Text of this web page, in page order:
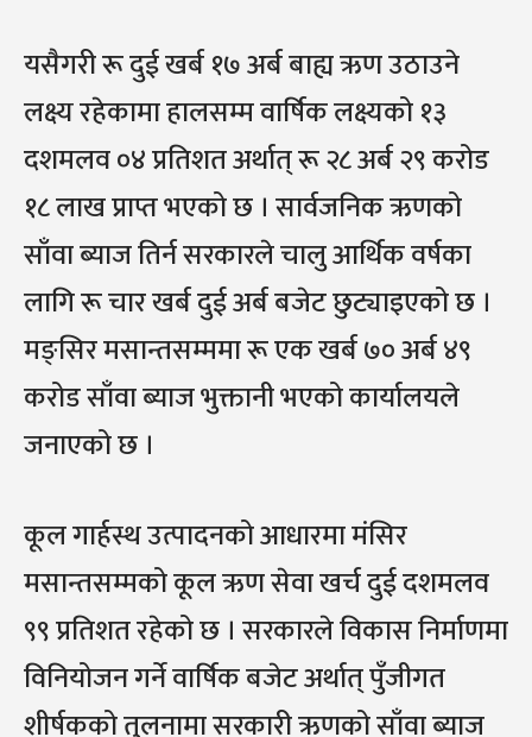
यसैगरी रू दुई खर्ब १७ अर्ब बाह्य ऋण उठाउने
लक्ष्य रहेकामा हालसम्म वार्षिक लक्ष्यको १३
दशमलव ०४ प्रतिशत अर्थात् रू २८ अर्ब २९ करोड
१८ लाख प्राप्त भएको छ । सार्वजनिक ऋणको
साँवा ब्याज तिर्न सरकारले चालु आर्थिक वर्षका
लागि रू चार खर्ब दुई अर्ब बजेट छुट्याइएको छ ।
मङ्सिर मसान्तसम्ममा रू एक खर्ब ७० अर्ब ४९
करोड साँवा ब्याज भुक्तानी भएको कार्यालयले
जनाएको छ ।
कूल गार्हस्थ उत्पादनको आधारमा मंसिर
मसान्तसम्मको कूल ऋण सेवा खर्च दुई दशमलव
९९ प्रतिशत रहेको छ । सरकारले विकास निर्माणमा
विनियोजन गर्ने वार्षिक बजेट अर्थात् पुँजीगत
शीर्षकको तुलनामा सरकारी ऋणको साँवा ब्याज